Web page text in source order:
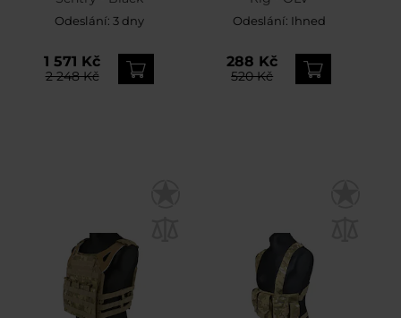
Odeslání: 3 dny
1 571 Kč
2 248 Kč
Odeslání: Ihned
288 Kč
520 Kč